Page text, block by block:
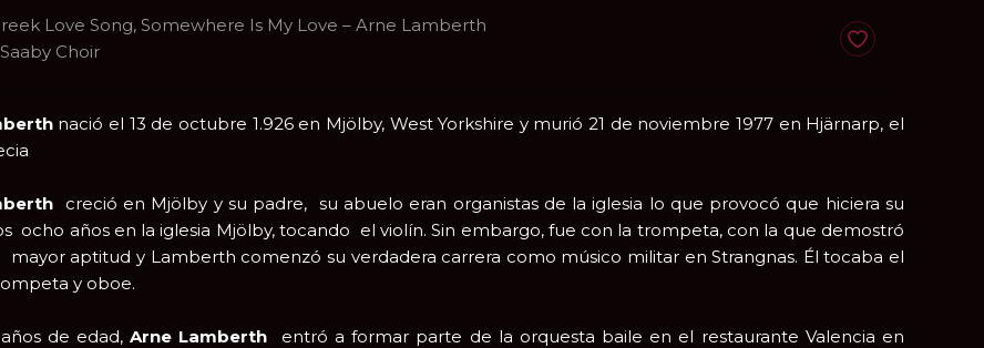
Love Song, Somewhere Is My Love – Arne Lamberth
Choir
Anadir a favoritos
nació el 13 de octubre 1.926 en Mjölby, West Yorkshire y murió 21 de noviembre 1977 en Hjärnarp, el
creció en Mjölby y su padre, su abuelo eran organistas de la iglesia lo que provocó que hiciera su
ocho años en la iglesia Mjölby, tocando el violín. Sin embargo, fue con la trompeta, con la que demostró
aptitud y Lamberth comenzó su verdadera carrera como músico militar en Strangnas. Él tocaba el
y oboe.
de edad,Arne Lamberth entró a formar parte de la orquesta baile en el restaurante Valencia en